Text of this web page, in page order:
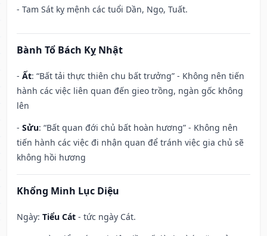
- Tam Sát kỵ mệnh các tuổi Dần, Ngọ, Tuất.
Bành Tổ Bách Kỵ Nhật
- Ất: “Bất tải thực thiên chu bất trưởng” - Không nên tiến
hành các việc liên quan đến gieo trồng, ngàn gốc không
lên
- Sửu: “Bất quan đới chủ bất hoàn hương” - Không nên
tiến hành các việc đi nhận quan để tránh việc gia chủ sẽ
không hồi hương
Khổng Minh Lục Diệu
Ngày: Tiểu Cát - tức ngày Cát.